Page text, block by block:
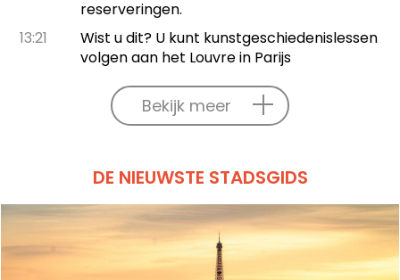
reserveringen.
13:21
Wist u dit? U kunt kunstgeschiedenislessen
volgen aan het Louvre in Parijs
Bekijk meer
DE NIEUWSTE STADSGIDS